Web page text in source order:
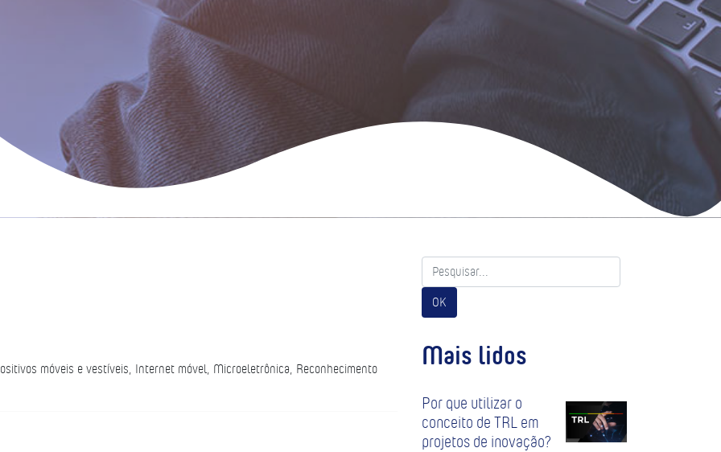
móveis e vestíveis, Internet móvel, Microeletrônica, Reconhecimento
OK
Mais lidos
Por que utilizar o
conceito de TRL em
projetos de inovação?